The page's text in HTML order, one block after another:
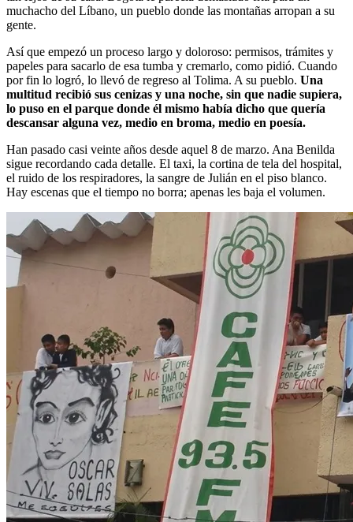
muchacho del Líbano, un pueblo donde las montañas arropan a su
gente.
Así que empezó un proceso largo y doloroso: permisos, trámites y
papeles para sacarlo de esa tumba y cremarlo, como pidió. Cuando
por fin lo logró, lo llevó de regreso al Tolima. A su pueblo. Una
multitud recibió sus cenizas y una noche, sin que nadie supiera,
lo puso en el parque donde él mismo había dicho que quería
descansar alguna vez, medio en broma, medio en poesía.
Han pasado casi veinte años desde aquel 8 de marzo. Ana Benilda
sigue recordando cada detalle. El taxi, la cortina de tela del hospital,
el ruido de los respiradores, la sangre de Julián en el piso blanco.
Hay escenas que el tiempo no borra; apenas les baja el volumen.